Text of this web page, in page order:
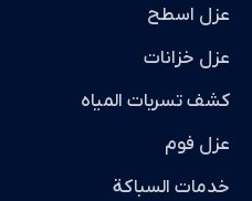
عزل اسطح
عزل خزانات
كشف تسربات المياه
عزل فوم
خدمات السباكة